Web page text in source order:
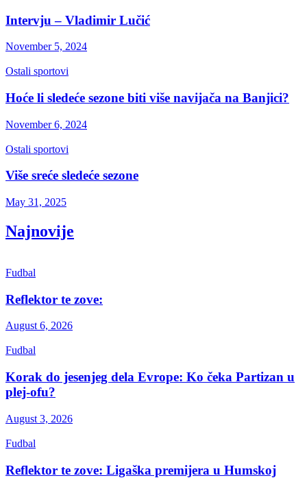
Intervju – Vladimir Lučić
November 5, 2024
Ostali sportovi
Hoće li sledeće sezone biti više navijača na Banjici?
November 6, 2024
Ostali sportovi
Više sreće sledeće sezone
May 31, 2025
Najnovije
Fudbal
Reflektor te zove:
August 6, 2026
Fudbal
Korak do jesenjeg dela Evrope: Ko čeka Partizan u
plej-ofu?
August 3, 2026
Fudbal
Reflektor te zove: Ligaška premijera u Humskoj